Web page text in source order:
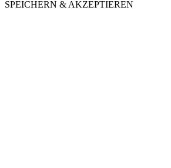
SPEICHERN & AKZEPTIEREN